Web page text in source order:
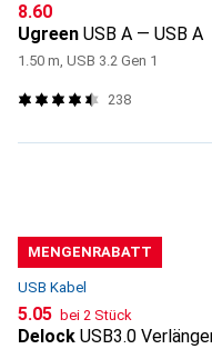
CHF
8.60
Ugreen USB A — USB A
1.50 m, USB 3.2 Gen 1
238
MENGENRABATT
USB Kabel
CHF
5.05 bei 2 Stück
Delock USB3.0